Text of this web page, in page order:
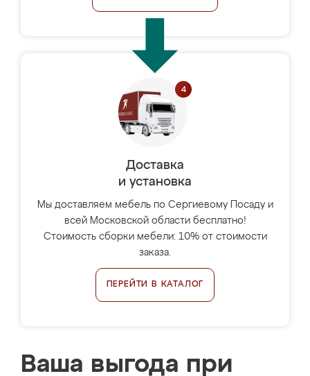
Доставка
и установка
Мы доставляем мебель по Сергиевому Посаду и
всей Московской области бесплатно!
Стоимость сборки мебели: 10% от стоимости
заказа.
ПЕРЕЙТИ В КАТАЛОГ
Ваша выгода при